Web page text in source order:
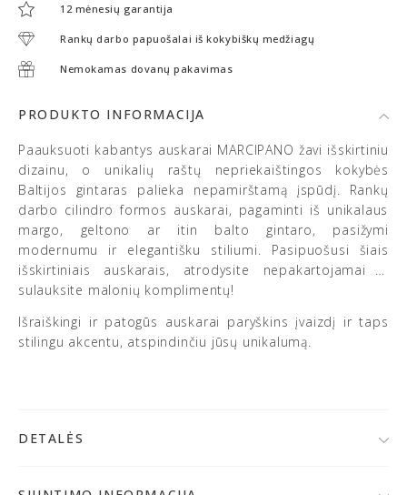
12 mėnesių garantija
Rankų darbo papuošalai iš kokybiškų medžiagų
Nemokamas dovanų pakavimas
PRODUKTO INFORMACIJA
Paauksuoti kabantys auskarai MARCIPANO žavi išskirtiniu
dizainu, o unikalių raštų nepriekaištingos kokybės
Baltijos gintaras palieka nepamirštamą įspūdį. Rankų
darbo cilindro formos auskarai, pagaminti iš unikalaus
margo, geltono ar itin balto gintaro, pasižymi
modernumu ir elegantišku stiliumi. Pasipuošusi šiais
išskirtiniais auskarais, atrodysite nepakartojamai ir
sulauksite malonių komplimentų!
Išraiškingi ir patogūs auskarai paryškins įvaizdį ir taps
stilingu akcentu, atspindinčiu jūsų unikalumą.
DETALĖS